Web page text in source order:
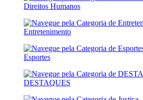
Direitos Humanos
Entretenimento
Esportes
DESTAQUES